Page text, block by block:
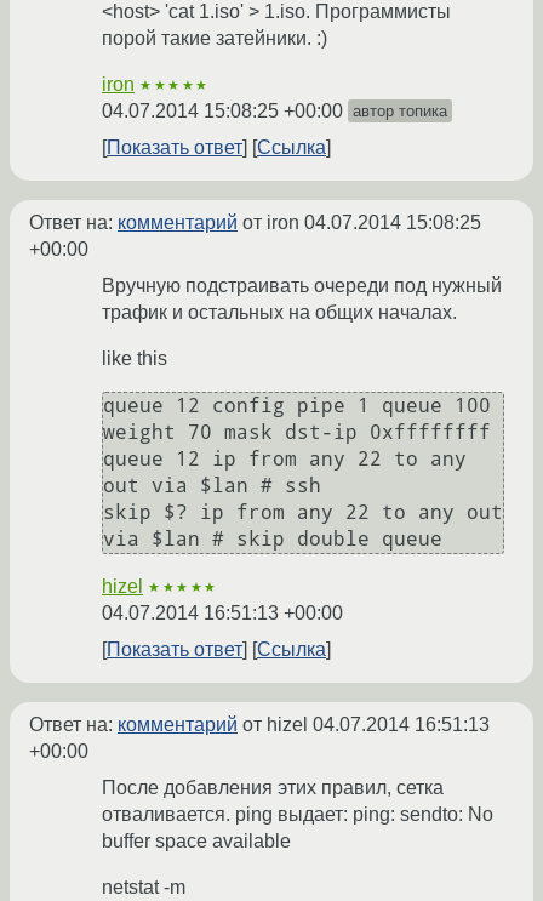
<host> 'cat 1.iso' > 1.iso. Программисты
порой такие затейники. :)
iron ★★★★★
04.07.2014 15:08:25 +00:00 автор топика
Показать ответ Ссылка
Ответ на: комментарий от iron 04.07.2014 15:08:25
+00:00
Вручную подстраивать очереди под нужный
трафик и остальных на общих началах.
like this
queue 12 config pipe 1 queue 100
weight 70 mask dst-ip 0xffffffff
queue 12 ip from any 22 to any
out via $lan # ssh
skip $? ip from any 22 to any out
hizel ★★★★★
04.07.2014 16:51:13 +00:00
Показать ответ
Ссылка
Ответ на: комментарий от hizel 04.07.2014 16:51:13
+00:00
После добавления этих правил, сетка
отваливается. ping выдает: ping: sendto: No
buffer space available
netstat -m